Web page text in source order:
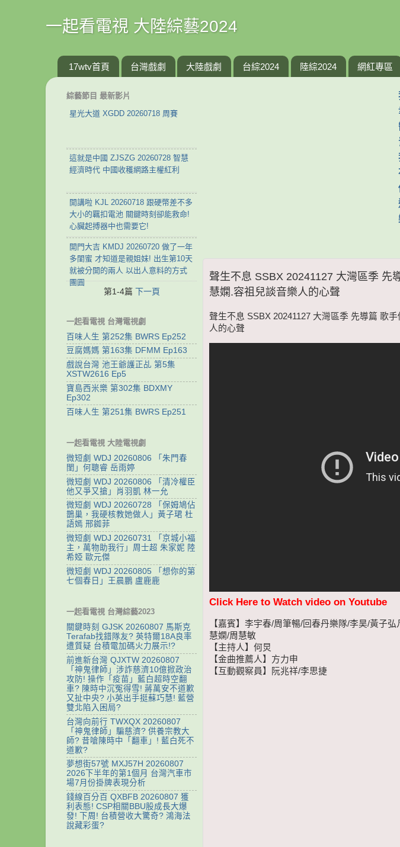
一起看電視 大陸綜藝2024
17wtv首頁 台灣戲劇 大陸戲劇 台綜2024 陸綜2024 網紅專區
聲生不息 SSBX 20241127 大灣區季 先
慧嫻.容祖兒談音樂人的心聲
聲生不息 SSBX 20241127 大灣區季 先導篇 歌
人的心聲
Click Here to Watch video on Youtube
【嘉賓】李宇春/周筆暢/回春丹樂隊/李昊/黃子
慧嫻/周慧敏
【主持人】何炅
【金曲推薦人】方力申
【互動觀察員】阮兆祥/李思捷
綜藝節目 最新影片
星光大道 XGDD 20260718 周賽
這就是中國 ZJSZG 20260728 智慧
經濟時代 中國收穫網路主權紅利
開講啦 KJL 20260718 跟硬幣差不多
大小的羈扣電池 關鍵時刻卻能救命!
心臟起搏器中也需要它!
開門大吉 KMDJ 20260720 做了一年
多閨蜜 才知道是親姐妹! 出生第10天
就被分開的兩人 以出人意料的方式
團圓
第1-4篇 下一頁
一起看電視 台灣電視劇
百味人生 第252集 BWRS Ep252
豆腐媽媽 第163集 DFMM Ep163
戲說台灣 池王爺護正乩 第5集
XSTW2616 Ep5
寶島西米樂 第302集 BDXMY
Ep302
百味人生 第251集 BWRS Ep251
一起看電視 大陸電視劇
微短劇 WDJ 20260806 「朱門春
閨」何聰睿 岳雨婷
微短劇 WDJ 20260806 「清冷權臣
他又爭又搶」肖羽凱 林一允
微短劇 WDJ 20260728 「保姆鳩佔
鵲巢，我硬核教她做人」黃子珺 杜
語嫣 邢銣菲
微短劇 WDJ 20260731 「京城小福
主，萬物助我行」周士超 朱家妮 陸
希婭 歐元傑
微短劇 WDJ 20260805 「想你的第
七個春日」王晨鵬 盧鹿鹿
一起看電視 台灣綜藝2023
關鍵時刻 GJSK 20260807 馬斯克
Terafab找錯隊友? 英特爾18A良率
遭質疑 台積電加碼火力展示!?
前進新台灣 QJXTW 20260807
「神鬼律師」涉詐慈濟10億掀政治
攻防! 操作「疫苗」藍白超時空翻
車? 陳時中沉冤得雪! 蔣萬安不道歉
又扯中央? 小英出手挺蘇巧慧! 藍營
雙北陷入困局?
台灣向前行 TWXQX 20260807
「神鬼律師」騙慈濟? 供養宗教大
師? 昔嗆陳時中「翻車」! 藍白死不
道歉?
夢想街57號 MXJ57H 20260807
2026下半年的第1個月 台灣汽車市
場7月份掛牌表現分析
錢線百分百 QXBFB 20260807 獲
利表態! CSP相關BBU股成長大爆
發! 下周! 台積營收大驚奇? 鴻海法
說藏彩蛋?